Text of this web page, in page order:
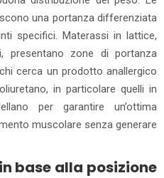
una portanza differenziata
specifici. Materassi in lattice,
presentano zone di portanza
cerca un prodotto anallergico
in particolare quelli in
per garantire un’ottima
muscolare senza generare
base alla posizione